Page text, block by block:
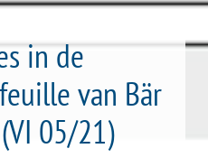
in de
van Bär
05/21)